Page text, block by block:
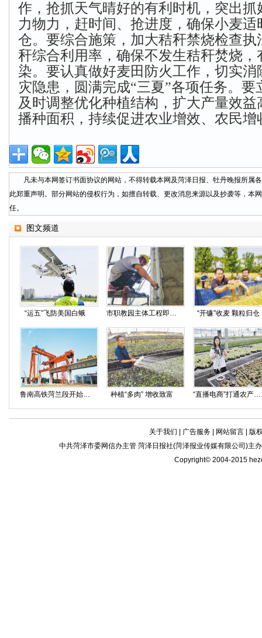
作，抢抓天气晴好的有利时机，突出抓
力物力，赶时间、抢进度，确保小麦适
仓。要综合施策，加大秸秆禁烧检查执
秆综合利用率，确保不发生秸秆焚烧，
染。要认真做好麦田防火工作，切实消
灾隐患，圆满完成“三夏”各项任务。要
及时调整优化种植结构，扩大产量效益
播种面积，持续促进农业增效、农民增
凡未与本网签订书面协议的网站，不得转载本网及菏泽日报、牡丹晚报所属
此郑重声明。部分网站的侵权行为，如擅自转载、更改消息来源以及抄袭等，本
任。
图文频道
“运五”飞防美国白蛾 市职教园主体工程即将竣工 “开镰”收麦 颗粒归仓
鲁南高铁菏兰段开始架梁施工 种植“多肉” 增收致富 “直播电商”打通农产品进城新通道
关于我们 广告服务| 网站留言| 版
中共菏泽市委网信办主管 菏泽日报社(菏泽报业传媒有限公司)主
Copyright© 2004-2015